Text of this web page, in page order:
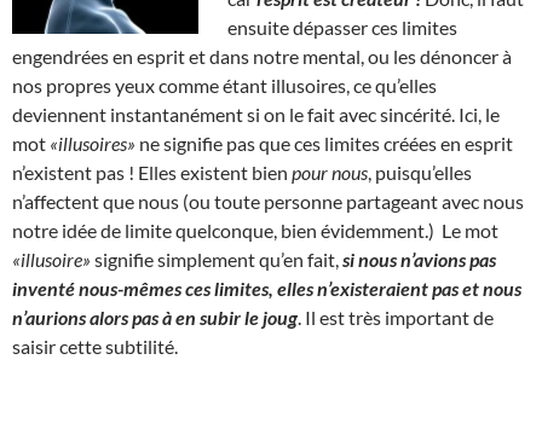
ensuite dépasser ces limites
engendrées en esprit et dans notre mental, ou les dénoncer à
nos propres yeux comme étant illusoires, ce qu’elles
deviennent instantanément si on le fait avec sincérité. Ici, le
mot «illusoires» ne signifie pas que ces limites créées en esprit
n’existent pas ! Elles existent bien pour nous , puisqu’elles
n’affectent que nous (ou toute personne partageant avec nous
notre idée de limite quelconque, bien évidemment.) Le mot
«illusoire» signifie simplement qu’en fait, si nous n’avions pas
inventé nous-mêmes ces limites, elles n’existeraient pas et nous
n’aurions alors pas à en subir le joug . Il est très important de
saisir cette subtilité.